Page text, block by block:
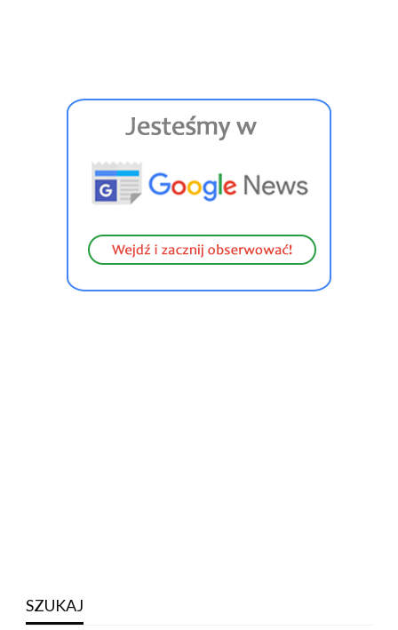
SZUKAJ